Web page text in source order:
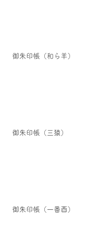
御朱印帳（和ら羊）
御朱印帳（三猿）
御朱印帳（一番酉）